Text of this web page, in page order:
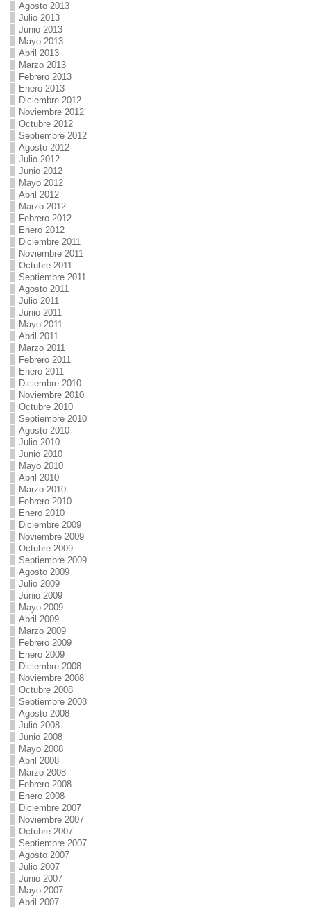
Agosto 2013
Julio 2013
Junio 2013
Mayo 2013
Abril 2013
Marzo 2013
Febrero 2013
Enero 2013
Diciembre 2012
Noviembre 2012
Octubre 2012
Septiembre 2012
Agosto 2012
Julio 2012
Junio 2012
Mayo 2012
Abril 2012
Marzo 2012
Febrero 2012
Enero 2012
Diciembre 2011
Noviembre 2011
Octubre 2011
Septiembre 2011
Agosto 2011
Julio 2011
Junio 2011
Mayo 2011
Abril 2011
Marzo 2011
Febrero 2011
Enero 2011
Diciembre 2010
Noviembre 2010
Octubre 2010
Septiembre 2010
Agosto 2010
Julio 2010
Junio 2010
Mayo 2010
Abril 2010
Marzo 2010
Febrero 2010
Enero 2010
Diciembre 2009
Noviembre 2009
Octubre 2009
Septiembre 2009
Agosto 2009
Julio 2009
Junio 2009
Mayo 2009
Abril 2009
Marzo 2009
Febrero 2009
Enero 2009
Diciembre 2008
Noviembre 2008
Octubre 2008
Septiembre 2008
Agosto 2008
Julio 2008
Junio 2008
Mayo 2008
Abril 2008
Marzo 2008
Febrero 2008
Enero 2008
Diciembre 2007
Noviembre 2007
Octubre 2007
Septiembre 2007
Agosto 2007
Julio 2007
Junio 2007
Mayo 2007
Abril 2007